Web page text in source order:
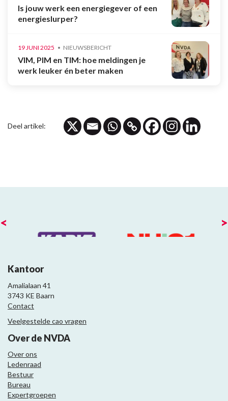
Is jouw werk een energiegever of een
energieslurper?
19 JUNI 2025 NIEUWSBERICHT
VIM, PIM en TIM: hoe meldingen je
werk leuker én beter maken
Deel artikel:
< >
Kantoor
Amalialaan 41
3743 KE Baarn
Contact
Veelgestelde cao vragen
Over de NVDA
Over ons
Ledenraad
Bestuur
Bureau
Expertgroepen